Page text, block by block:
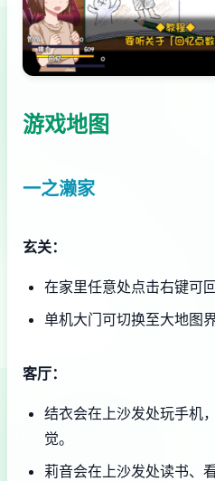
游戏地图
一之濑家
玄关：
在家里任意处点击右键可
单机大门可切换至大地图界
客厅：
结衣会在上沙发处玩手机
觉。
莉音会在上沙发处读书、